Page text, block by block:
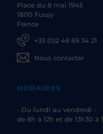
Place du 8 mai 1945
18110 Fussy
France
+33 (0)2 48 69 34 21
Nous contacter
HORAIRES
- Du lundi au vendredi :
de 8h à 12h et de 13h30 à